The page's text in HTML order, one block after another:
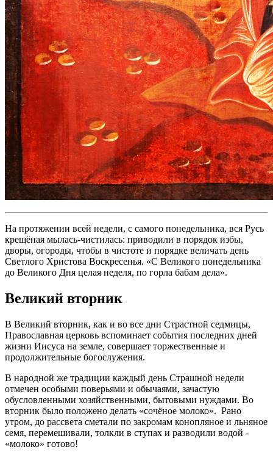
На протяжении всей недели, с самого понедельника, вся Русь
крещёная мылась-чистилась: приводили в порядок избы,
дворы, огороды, чтобы в чистоте и порядке величать день
Светлого Христова Воскресенья. «С Великого понедельника
до Великого Дня целая неделя, по горла бабам дела».
Великий вторник
В Великий вторник, как и во все дни Страстной седмицы,
Православная церковь вспоминает события последних дней
жизни Иисуса на земле, совершает торжественные и
продолжительные богослужения.
В народной же традиции каждый день Страшной недели
отмечен особыми поверьями и обычаями, зачастую
обусловленными хозяйственными, бытовыми нуждами. Во
вторник было положено делать «сочёное молоко». Рано
утром, до рассвета сметали по закромам конопляное и льняное
семя, перемешивали, толкли в ступах и разводили водой -
«молоко» готово!